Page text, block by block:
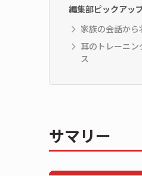
編集部ピックアッ
家族の会話か
耳のトレーニ
ス
サマリー